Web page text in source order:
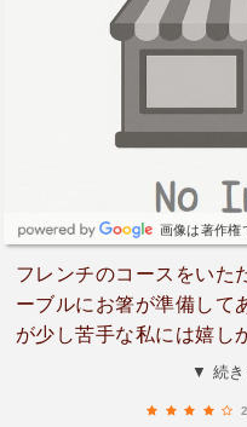
画像は著作権
フレンチのコースをいた
ーブルにお箸が準備して
が少し苦手な私には嬉し
本の赤牛のシチューでし
▼ 続き